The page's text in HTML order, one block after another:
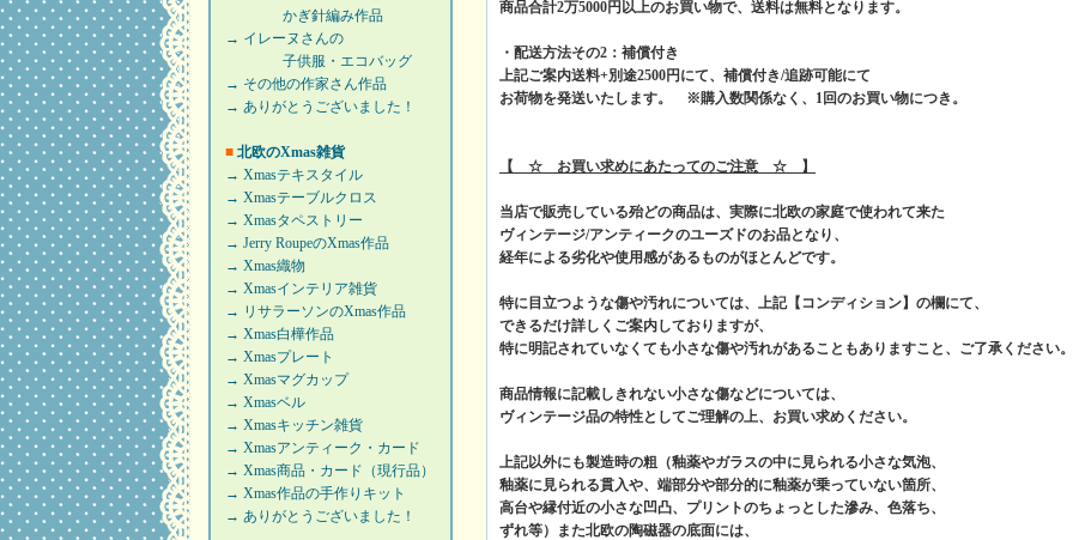
かぎ針編み作品
→ イレーヌさんの
子供服・エコバッグ
→ その他の作家さん作品
→ ありがとうございました！
■ 北欧のXmas雑貨
→ Xmasテキスタイル
→ Xmasテーブルクロス
→ Xmasタペストリー
→ Jerry RoupeのXmas作品
→ Xmas織物
→ Xmasインテリア雑貨
→ リサラーソンのXmas作品
→ Xmas白樺作品
→ Xmasプレート
→ Xmasマグカップ
→ Xmasベル
→ Xmasキッチン雑貨
→ Xmasアンティーク・カード
→ Xmas商品・カード（現行品）
→ Xmas作品の手作りキット
→ ありがとうございました！
商品合計2万5000円以上のお買い物で、送料は無料となります。
・配送方法その2：補償付き
上記ご案内送料+別途2500円にて、補償付き/追跡可能にて
お荷物を発送いたします。 ※購入数関係なく、1回のお買い物につき。
【 ☆ お買い求めにあたってのご注意 ☆ 】
当店で販売している殆どの商品は、実際に北欧の家庭で使われて来た
ヴィンテージ/アンティークのユーズドのお品となり、
経年による劣化や使用感があるものがほとんどです。
特に目立つような傷や汚れについては、上記【コンディション】の欄にて、
できるだけ詳しくご案内しておりますが、
特に明記されていなくても小さな傷や汚れがあることもありますこと、ご了承ください。
商品情報に記載しきれない小さな傷などについては、
ヴィンテージ品の特性としてご理解の上、お買い求めください。
上記以外にも製造時の粗（釉薬やガラスの中に見られる小さな気泡、
釉薬に見られる貫入や、端部分や部分的に釉薬が乗っていない箇所、
高台や縁付近の小さな凹凸、プリントのちょっとした滲み、色落ち、
ずれ等）また北欧の陶磁器の底面には、